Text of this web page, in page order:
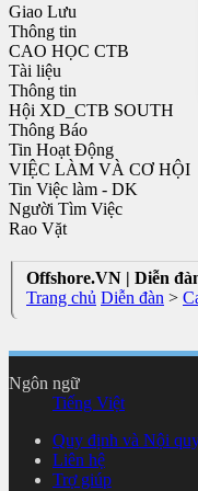
Giao Lưu
Thông tin
CAO HỌC CTB
Tài liệu
Thông tin
Hội XD_CTB SOUTH
Thông Báo
Tin Hoạt Động
VIỆC LÀM VÀ CƠ HỘI
Tin Việc làm - DK
Người Tìm Việc
Rao Vặt
Offshore.VN | Diễn
Trang chủ Diễn đàn >
Ngôn ngữ
Tiếng Việt
Quy định và Nội
Liên hệ
Trợ giúp